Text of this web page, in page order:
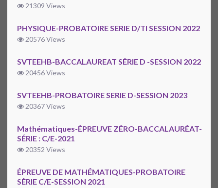
21309 Views
PHYSIQUE-PROBATOIRE SERIE D/TI SESSION 2022
20576 Views
SVTEEHB-BACCALAUREAT SÉRIE D -SESSION 2022
20456 Views
SVTEEHB-PROBATOIRE SERIE D-SESSION 2023
20367 Views
Mathématiques-ÉPREUVE ZÉRO-BACCALAURÉAT-
SÉRIE : C/E-2021
20352 Views
ÉPREUVE DE MATHÉMATIQUES-PROBATOIRE
SÉRIE C/E-SESSION 2021